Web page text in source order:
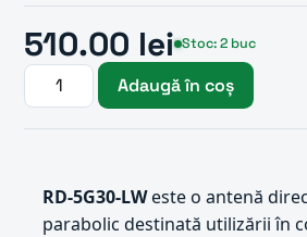
510.00 lei Stoc: 2 buc
Adaugă în coș
RD-5G30-LWeste o antenă
parabolic destinată utilizării în